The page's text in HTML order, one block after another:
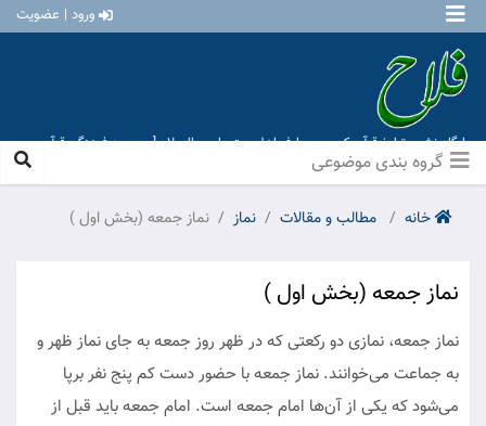
ورود | عضویت
پایگاه نشر و تبلیغ قرآن کریم و معارف اهل بیت علیهم السلام [ موسسه فرهنگی قرآن و
عترت منهاج عشق آباد ]
خانه مطالب و مقالات نماز نماز جمعه (بخش اول )
نماز جمعه (بخش اول )
نماز جمعه، نمازی دو رکعتی که در ظهر روز جمعه به جای نماز ظهر و
به جماعت می‌خوانند. نماز جمعه با حضور دست کم پنج نفر برپا
می‌شود که یکی از آن‌ها امام جمعه است. امام جمعه باید قبل از